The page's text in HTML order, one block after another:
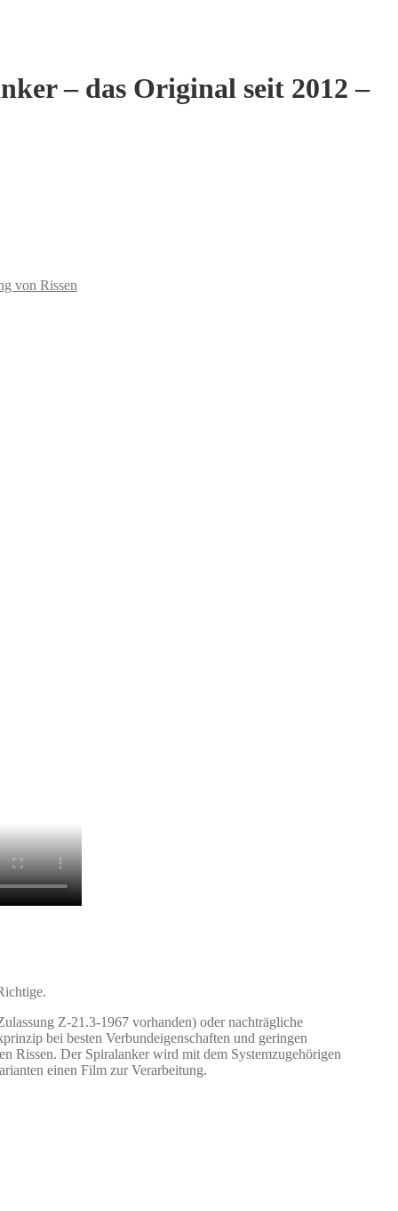
– das Original seit 2012 –
von Rissen
Z-21.3-1967 vorhanden) oder nachträgliche
bei besten Verbundeigenschaften und geringen
Rissen. Der Spiralanker wird mit dem Systemzugehörigen
einen Film zur Verarbeitung.